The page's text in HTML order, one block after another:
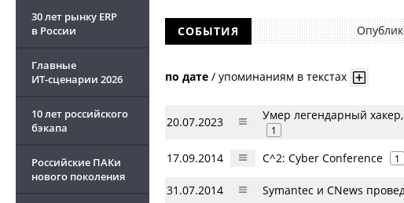
30 лет рынку ERP
в России
Главные
ИТ-сценарии 2026
10 лет российского
бэкапа
Российские ПАКи
нового поколения
СОБЫТИЯ
по дате / упоминаниям в текстах
20.07.2023 Умер легендарный
1
17.09.2014 C^2: Cyber Conference 1
31.07.2014 Symantec и CNews